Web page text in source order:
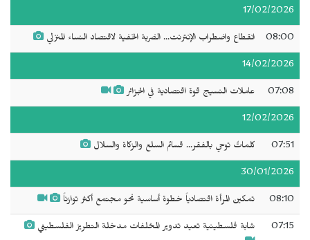
17/02/2026
08:00 انقطاع واضطراب الإنترنت... الضربة الخفية لاقتصاد النساء المنزلي
14/02/2026
07:08 عاملات النسيج قوة اقتصادية في الجزائر
12/02/2026
07:51 كلماتٌ توحي بالفقر... قسائم السلع والزكاة والسلال
30/01/2026
08:10 تمكين المرأة اقتصادياً خطوة أساسية نحو مجتمع أكثر توازناً
07:15 شابة فلسطينية تعيد تدوير المخلفات مدخلة التطريز الفلسطيني